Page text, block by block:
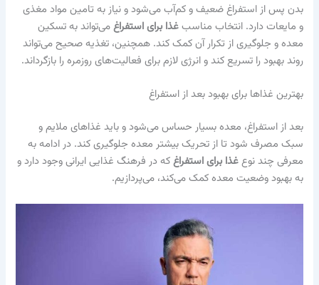
بدن پس از استفراغ ضعیف و کم‌آب می‌شود و نیاز به تامین مواد مغذی
و مایعات دارد. انتخاب مناسبغذا برای استفراغمی‌تواند به تسکین
معده و جلوگیری از تکرار آن کمک کند. همچنین، تغذیه صحیح می‌تواند
روند بهبود را تسریع کند و انرژی لازم برای فعالیت‌های روزمره را بازگرداند.
بهترین غذاها برای بهبود بعد از استفراغ
بعد از استفراغ، معده بسیار حساس می‌شود و باید غذاهای ملایم و
سبک مصرف شود تا از تحریک بیشتر معده جلوگیری کند. در ادامه به
معرفی چند نوعغذا برای استفراغکه در فرهنگ غذایی ایرانی وجود دارد و
به بهبود وضعیت معده کمک می‌کند، می‌پردازیم.